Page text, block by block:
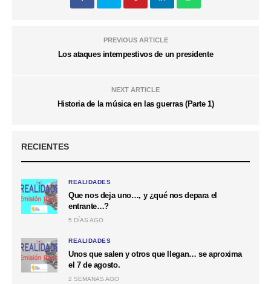
PREVIOUS ARTICLE
Los ataques intempestivos de un presidente
NEXT ARTICLE
Historia de la música en las guerras (Parte 1)
RECIENTES
REALIDADES
Que nos deja uno…, y ¿qué nos depara el
entrante…?
5 DÍAS AGO
REALIDADES
Unos que salen y otros que llegan… se aproxima
el 7 de agosto.
2 SEMANAS AGO